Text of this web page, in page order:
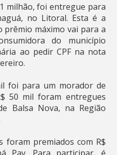
milhão, foi entregue para
no Litoral. Esta é a
prêmio máximo vai para a
do município
ao pedir CPF na nota
foi para um morador de
50 mil foram entregues
Balsa Nova, na Região
premiados com R$